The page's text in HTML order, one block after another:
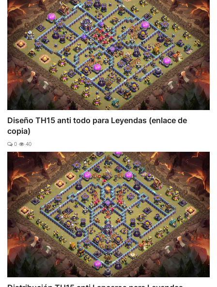
Diseño TH15 anti todo para Leyendas (enlace de
copia)
0 40